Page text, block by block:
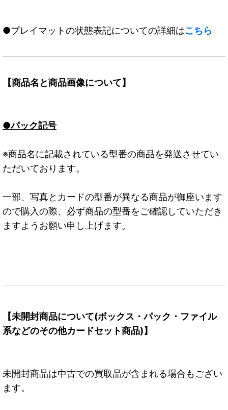
●プレイマットの状態表記についての詳細はこちら
【商品名と商品画像について】
●パック記号
※商品名に記載されている型番の商品を発送させてい
ただいております。
一部、写真とカードの型番が異なる商品が御座います
ので購入の際、必ず商品の型番をご確認していただき
ますようお願い申し上げます。
【未開封商品について(ボックス・パック・ファイル
系などのその他カードセット商品)】
未開封商品は中古での買取品が含まれる場合もござい
ます。